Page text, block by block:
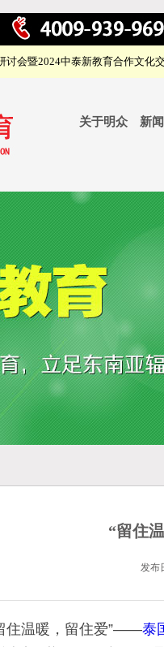
会暨2024中泰新教育合作文化
关于明众 新
“留住
发布
住温暖，留住爱”——泰